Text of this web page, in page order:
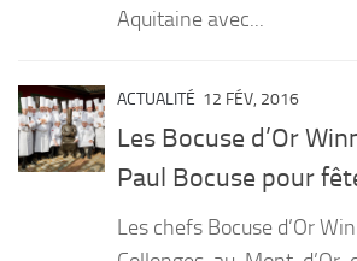
Aquitaine avec...
ACTUALITÉ 12 FÉV, 2016
Les Bocuse d’Or
Paul Bocuse pour
Les chefs Bocuse d’Or